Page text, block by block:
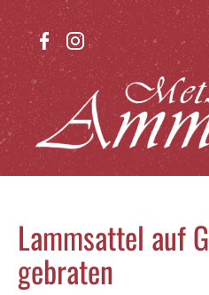
Lammsattel auf
gebraten